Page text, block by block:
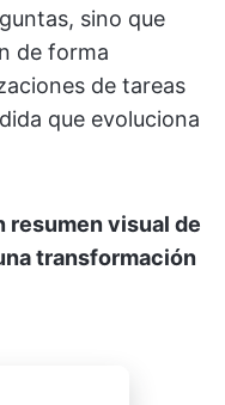
sino que
de forma
de tareas
que evoluciona
resumen visual de
transformación